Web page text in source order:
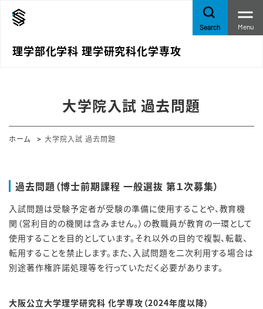
理学部化学科 理学研究科化学専攻
Search Menu
大学院入試 過去問題
ホーム 大学院入試 過去問題
過去問題（博士前期課程 一般選抜 第１次募集）
入試問題は受験予定者が受験の準備に使用することや、教育機
関（営利目的の機関は含みません。）の教職員が教育の一環として
使用することを目的としています。それ以外の目的で複製、転載、
転用することを禁止します。また、入試問題を二次利用する場合は
別途著作権許諾処理等を行っていただく必要があります。
大阪公立大学理学研究科 化学専攻（2024年度以降）